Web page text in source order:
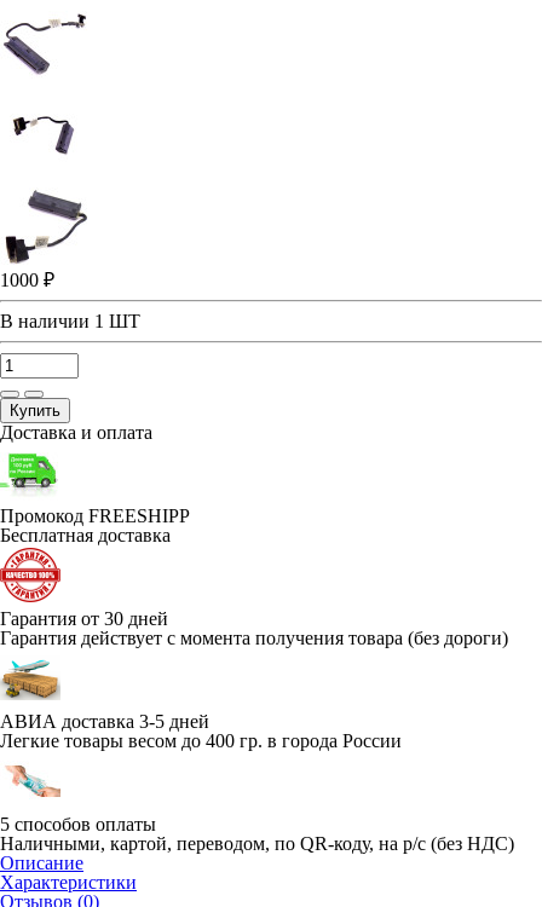
1000 ₽
В наличии 1 ШТ
Купить
Доставка и оплата
Промокод FREESHIPP
Бесплатная доставка
Гарантия от 30 дней
Гарантия действует с момента получения товара (без дороги)
АВИА доставка 3-5 дней
Легкие товары весом до 400 гр. в города России
5 способов оплаты
Наличными, картой, переводом, по QR-коду, на р/с (без НДС)
Описание
Характеристики
Отзывов (0)